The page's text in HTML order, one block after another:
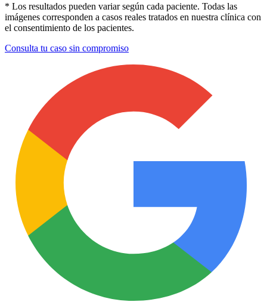
* Los resultados pueden variar según cada paciente. Todas las
imágenes corresponden a casos reales tratados en nuestra clínica con
el consentimiento de los pacientes.
Consulta tu caso sin compromiso